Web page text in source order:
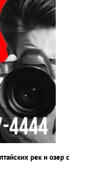
рек и озер с